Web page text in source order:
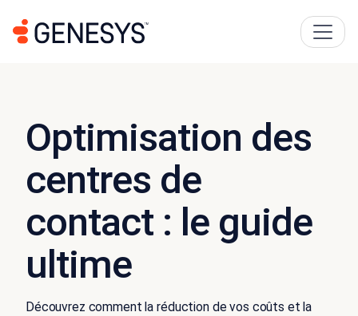
Optimisation des
centres de
contact : le guide
ultime
Découvrez comment la réduction de vos coûts et la